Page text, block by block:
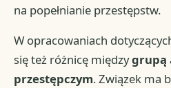
na popełnianie przestępstw.
W opracowaniach
się też różnicę międzygrupą
przestępczym. Związek ma